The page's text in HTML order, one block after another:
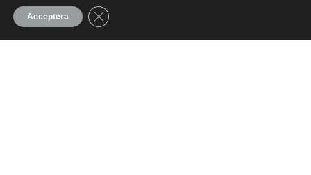
Acceptera Close GDPR Cookie Banner